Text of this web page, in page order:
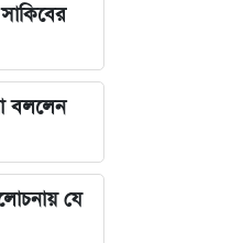
বললেন
যে